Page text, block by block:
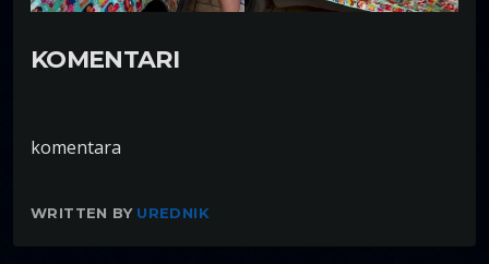
KOMENTARI
komentara
WRITTEN BY UREDNIK